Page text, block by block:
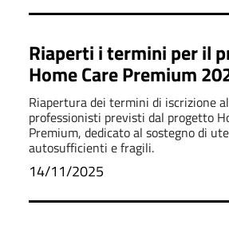
Riaperti i termini per il
Home Care Premium
Riapertura dei termini di iscrizione
professionisti previsti dal progetto
Premium, dedicato al sostegno di
autosufficienti e fragili.
14/11/2025